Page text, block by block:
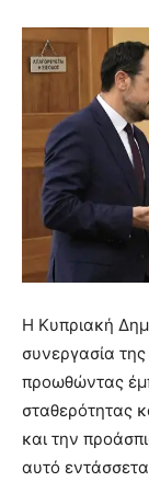
Η Κυπριακή
συνεργασία της
προωθώντας
σταθερότητας
και την
αυτό